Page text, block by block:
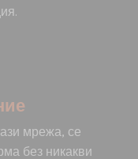
мрежа, се
без никакви